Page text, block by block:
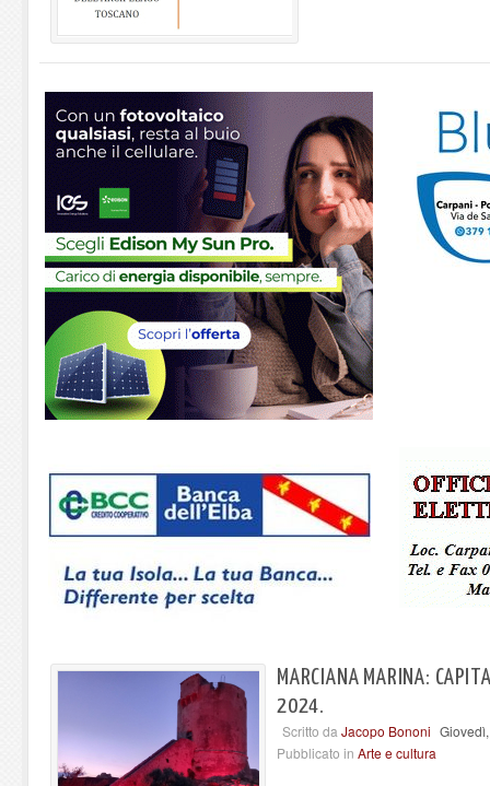
MARCIANA MARINA:
2024.
Scritto da Jacopo Bononi
Pubblicato in Arte e cultura